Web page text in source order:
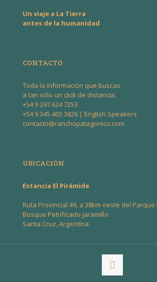
Un viaje a La Tierra
antes de la humanidad
CONTACTO
Toda la información que buscas
a tan sólo un click de distancia.
+54 9 297 624 7253
+54 9 345 403 3826 | English Speakers
contacto@ranchopatagonico.com
UBICACIÓN
Estancia El Pirámide
Ruta Provincial 49, a 38km oeste del Parque
Bosque Petrificado Jaramillo.
Santa Cruz, Argentina.